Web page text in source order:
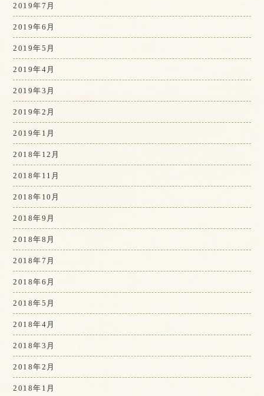
2019年7月
2019年6月
2019年5月
2019年4月
2019年3月
2019年2月
2019年1月
2018年12月
2018年11月
2018年10月
2018年9月
2018年8月
2018年7月
2018年6月
2018年5月
2018年4月
2018年3月
2018年2月
2018年1月